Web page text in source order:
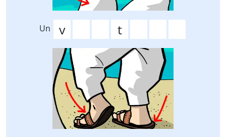
Un